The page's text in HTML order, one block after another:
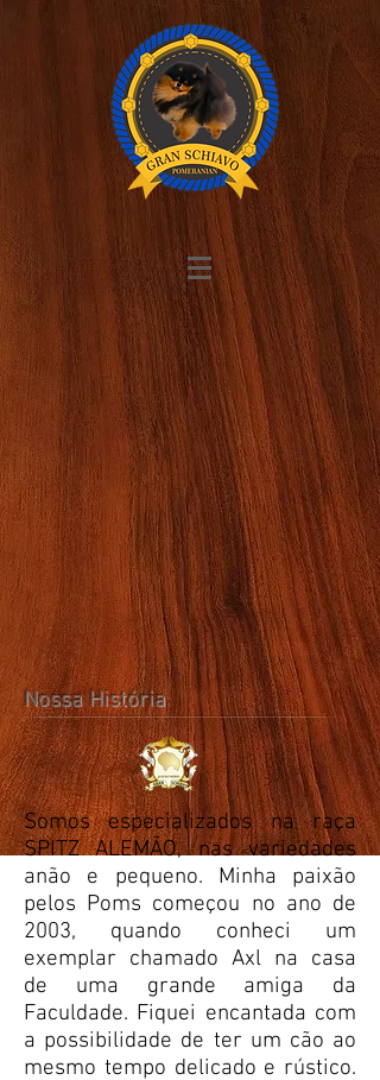
Somos especializados na raça
SPITZ ALEMÃO, nas variedades
anão e pequeno. Minha paixão
pelos Poms começou no ano de
2003, quando conheci um
exemplar chamado Axl na casa
de uma grande amiga da
Faculdade. Fiquei encantada com
a possibilidade de ter um cão ao
mesmo tempo delicado e rústico.
Nossa História